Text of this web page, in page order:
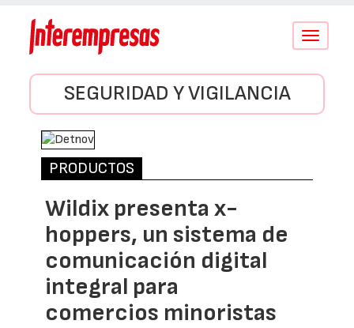
Conmutar
SEGURIDAD Y VIGILANCIA
PRODUCTOS
Wildix presenta x-
hoppers, un sistema de
comunicación digital
integral para
comercios minoristas